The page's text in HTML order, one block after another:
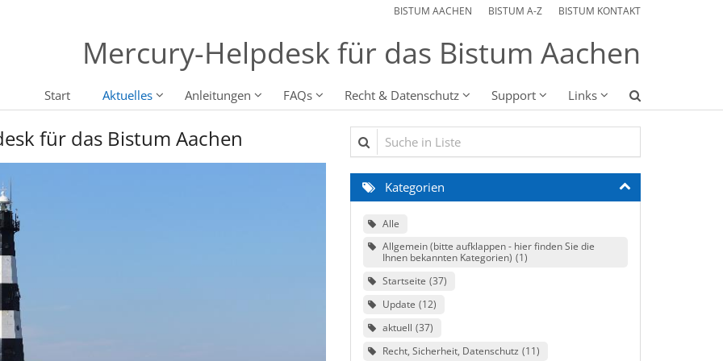
BISTUM AACHEN BISTUM A-Z BISTUM KONTAKT
Mercury-Helpdesk für das Bistum Aachen
Start Aktuelles Anleitungen FAQs Recht & Datenschutz Support Links
für das Bistum Aachen Suche in Liste
Kategorien
Alle
Allgemein (bitte aufklappen - hier finden Sie die
Ihnen bekannten Kategorien) 1
Startseite 37
Update 12
aktuell 37
Recht, Sicherheit, Datenschutz 11